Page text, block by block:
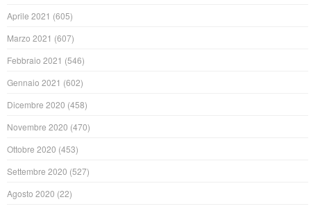
Aprile 2021 (605)
Marzo 2021 (607)
Febbraio 2021 (546)
Gennaio 2021 (602)
Dicembre 2020 (458)
Novembre 2020 (470)
Ottobre 2020 (453)
Settembre 2020 (527)
Agosto 2020 (22)